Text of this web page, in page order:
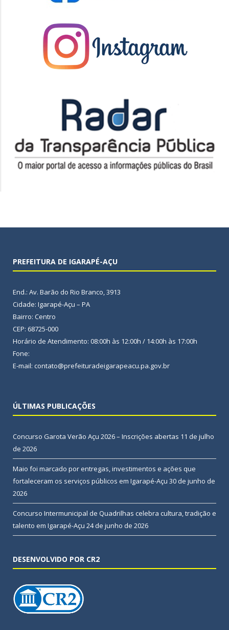
PREFEITURA DE IGARAPÉ-AÇU
End.: Av. Barão do Rio Branco, 3913
Cidade: Igarapé-Açu – PA
Bairro: Centro
CEP: 68725-000
Horário de Atendimento: 08:00h às 12:00h / 14:00h às 17:00h
Fone:
E-mail: contato@prefeituradeigarapeacu.pa.gov.br
ÚLTIMAS PUBLICAÇÕES
Concurso Garota Verão Açu 2026 – Inscrições abertas 11 de julho
de 2026
Maio foi marcado por entregas, investimentos e ações que
fortaleceram os serviços públicos em Igarapé-Açu 30 de junho de
2026
Concurso Intermunicipal de Quadrilhas celebra cultura, tradição e
talento em Igarapé-Açu 24 de junho de 2026
DESENVOLVIDO POR CR2